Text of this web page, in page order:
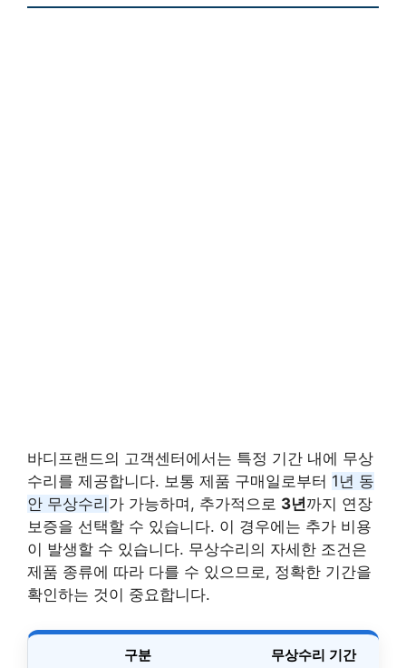
바디프랜드의 고객센터에서는 특정 기간 내에 무상
수리를 제공합니다. 보통 제품 구매일로부터 1년 동
안 무상수리 가 가능하며, 추가적으로 3년까지 연장
보증을 선택할 수 있습니다. 이 경우에는 추가 비용
이 발생할 수 있습니다. 무상수리의 자세한 조건은
제품 종류에 따라 다를 수 있으므로, 정확한 기간을
확인하는 것이 중요합니다.
구분 무상수리 기간